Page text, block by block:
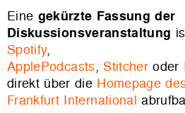
Eine gekürzte Fassung der
Diskussionsveranstaltung
Spotify,
ApplePodcasts, Stitcher oder
direkt über die Homepage
Frankfurt International